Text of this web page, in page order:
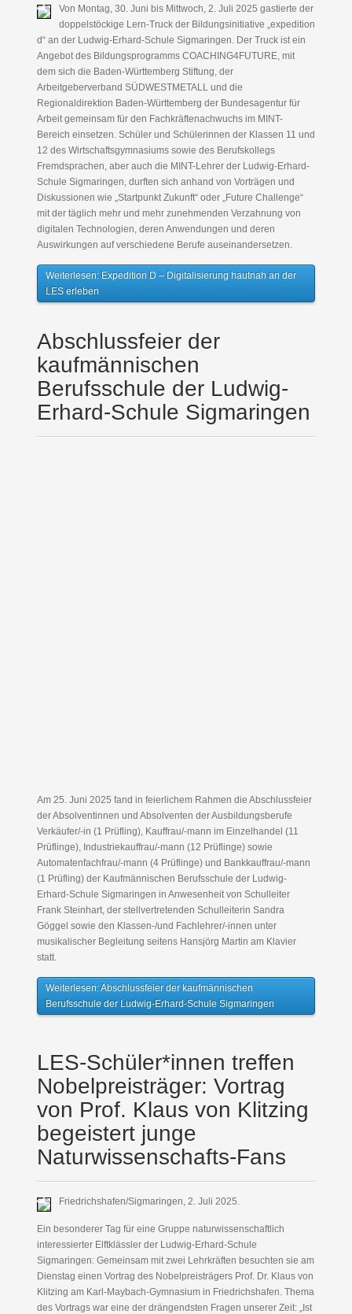
Von Montag, 30. Juni bis Mittwoch, 2. Juli 2025 gastierte der
doppelstöckige Lern-Truck der Bildungsinitiative „expedition
d“ an der Ludwig-Erhard-Schule Sigmaringen. Der Truck ist ein
Angebot des Bildungsprogramms COACHING4FUTURE, mit
dem sich die Baden-Württemberg Stiftung, der
Arbeitgeberverband SÜDWESTMETALL und die
Regionaldirektion Baden-Württemberg der Bundesagentur für
Arbeit gemeinsam für den Fachkräftenachwuchs im MINT-
Bereich einsetzen. Schüler und Schülerinnen der Klassen 11 und
12 des Wirtschaftsgymnasiums sowie des Berufskollegs
Fremdsprachen, aber auch die MINT-Lehrer der Ludwig-Erhard-
Schule Sigmaringen, durften sich anhand von Vorträgen und
Diskussionen wie „Startpunkt Zukunft“ oder „Future Challenge“
mit der täglich mehr und mehr zunehmenden Verzahnung von
digitalen Technologien, deren Anwendungen und deren
Auswirkungen auf verschiedene Berufe auseinandersetzen.
Weiterlesen: Expedition D – Digitalisierung hautnah an der
LES erleben
Abschlussfeier der
kaufmännischen
Berufsschule der Ludwig-
Erhard-Schule Sigmaringen
Am 25. Juni 2025 fand in feierlichem Rahmen die Abschlussfeier
der Absolventinnen und Absolventen der Ausbildungsberufe
Verkäufer/-in (1 Prüfling), Kauffrau/-mann im Einzelhandel (11
Prüflinge), Industriekauffrau/-mann (12 Prüflinge) sowie
Automatenfachfrau/-mann (4 Prüflinge) und Bankkauffrau/-mann
(1 Prüfling) der Kaufmännischen Berufsschule der Ludwig-
Erhard-Schule Sigmaringen in Anwesenheit von Schulleiter
Frank Steinhart, der stellvertretenden Schulleiterin Sandra
Göggel sowie den Klassen-/und Fachlehrer/-innen unter
musikalischer Begleitung seitens Hansjörg Martin am Klavier
statt.
Weiterlesen: Abschlussfeier der kaufmännischen
Berufsschule der Ludwig-Erhard-Schule Sigmaringen
LES-Schüler*innen treffen
Nobelpreisträger: Vortrag
von Prof. Klaus von Klitzing
begeistert junge
Naturwissenschafts-Fans
Friedrichshafen/Sigmaringen, 2. Juli 2025.
Ein besonderer Tag für eine Gruppe naturwissenschaftlich
interessierter Elftklässler der Ludwig-Erhard-Schule
Sigmaringen: Gemeinsam mit zwei Lehrkräften besuchten sie am
Dienstag einen Vortrag des Nobelpreisträgers Prof. Dr. Klaus von
Klitzing am Karl-Maybach-Gymnasium in Friedrichshafen. Thema
des Vortrags war eine der drängendsten Fragen unserer Zeit: „Ist